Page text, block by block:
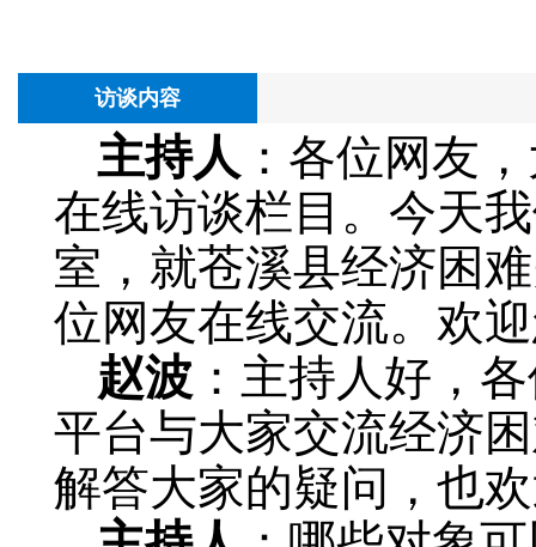
访谈内容
主持人 ：各位网友
在线访谈栏目。今天
室，就苍溪县经济困
位网友在线交流。欢
赵波 ：主持人好，
平台与大家交流经济
解答大家的疑问，也